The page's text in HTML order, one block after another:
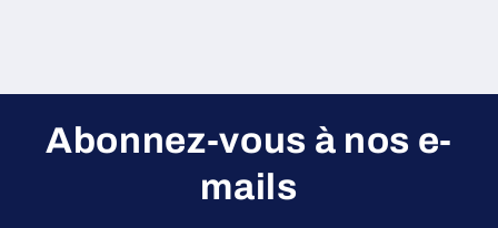
Abonnez-vous à nos e-
mails